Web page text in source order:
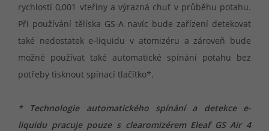
rychlostí 0,001 vteřiny a výrazná chuť v průběhu potahu.
Při používání tělíska GS-A navíc bude zařízení detekovat
také nedostatek e-liquidu v atomizéru a zároveň bude
možné používat také automatické spínání potahu bez
potřeby tisknout spínací tlačítko*.
* Technologie automatického spínání a detekce e-
liquidu pracuje pouze s clearomizérem Eleaf GS Air 4